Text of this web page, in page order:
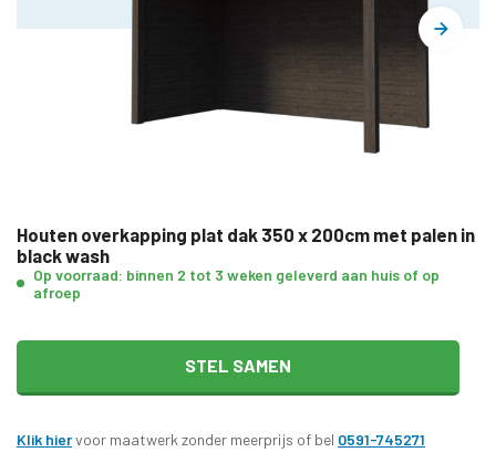
Houten overkapping plat dak 350 x 200cm met palen in
black wash
Op voorraad: binnen 2 tot 3 weken geleverd aan huis of op
afroep
STEL SAMEN
Klik hiervoor maatwerk zonder meerprijs of bel 0591-745271